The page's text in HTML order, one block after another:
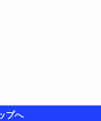
プへ